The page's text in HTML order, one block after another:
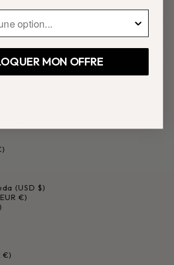
(USD $)
€)
€)
MON OFFRE